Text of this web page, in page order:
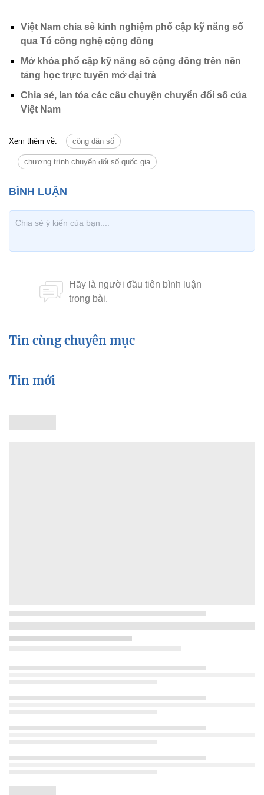
Việt Nam chia sẻ kinh nghiệm phổ cập kỹ năng số
qua Tổ công nghệ cộng đồng
Mở khóa phổ cập kỹ năng số cộng đồng trên nền
tảng học trực tuyến mở đại trà
Chia sẻ, lan tỏa các câu chuyện chuyển đổi số của
Việt Nam
Xem thêm về: công dân số
chương trình chuyển đổi số quốc gia
Tin cùng chuyên mục
Tin mới